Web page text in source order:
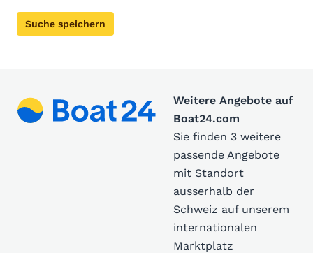
Suche speichern
Weitere Angebote auf
Boat24.com
Sie finden 3 weitere
passende Angebote
mit Standort
ausserhalb der
Schweiz auf unserem
internationalen
Marktplatz